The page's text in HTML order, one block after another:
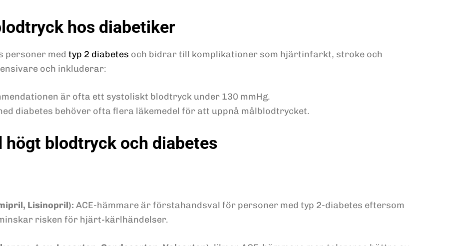
hos diabetiker
personer med typ 2 diabetes och bidrar till komplikationer som hjärtinfarkt, stroke och
och inkluderar:
är ofta ett systoliskt blodtryck under 130 mmHg.
diabetes behöver ofta flera läkemedel för att uppnå målblodtrycket.
högt blodtryck och diabetes
Lisinopril): ACE-hämmare är förstahandsval för personer med typ 2-diabetes eftersom
risken för hjärt-kärlhändelser.